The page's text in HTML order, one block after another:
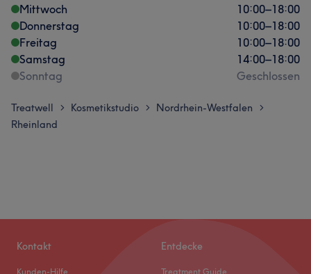
Mittwoch
10:00–18:00
Donnerstag
10:00–18:00
Freitag
10:00–18:00
Samstag
14:00–18:00
Sonntag
Geschlossen
Treatwell > Kosmetikstudio > Nordrhein-Westfalen >
Rheinland
Kontakt
Kunden-Hilfe
Entdecke
Treatment Guide